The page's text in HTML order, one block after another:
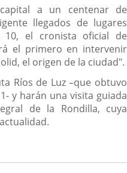
a un centenar de
llegados de lugares
10, el cronista oficial de
el primero en intervenir
el origen de la ciudad".
Ríos de Luz –que obtuvo
y harán una visita guiada
de la Rondilla, cuya